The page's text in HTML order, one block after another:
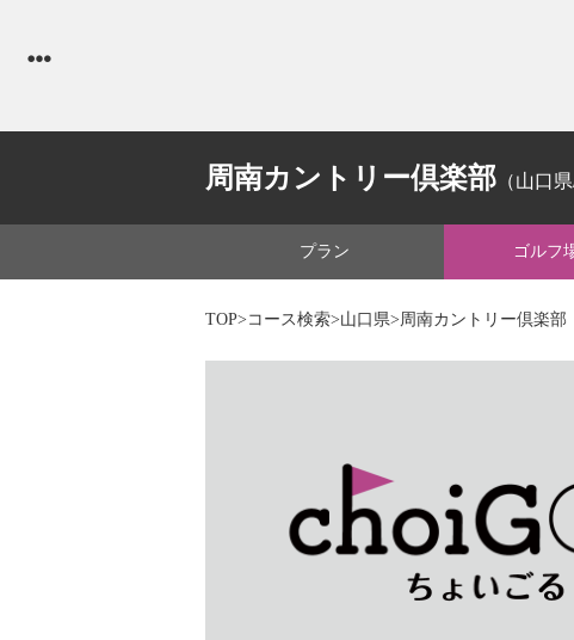
周南カントリー倶楽部 （山口
プラン ゴルフ
TOP> コース検索>山口県>周南カントリー倶楽部